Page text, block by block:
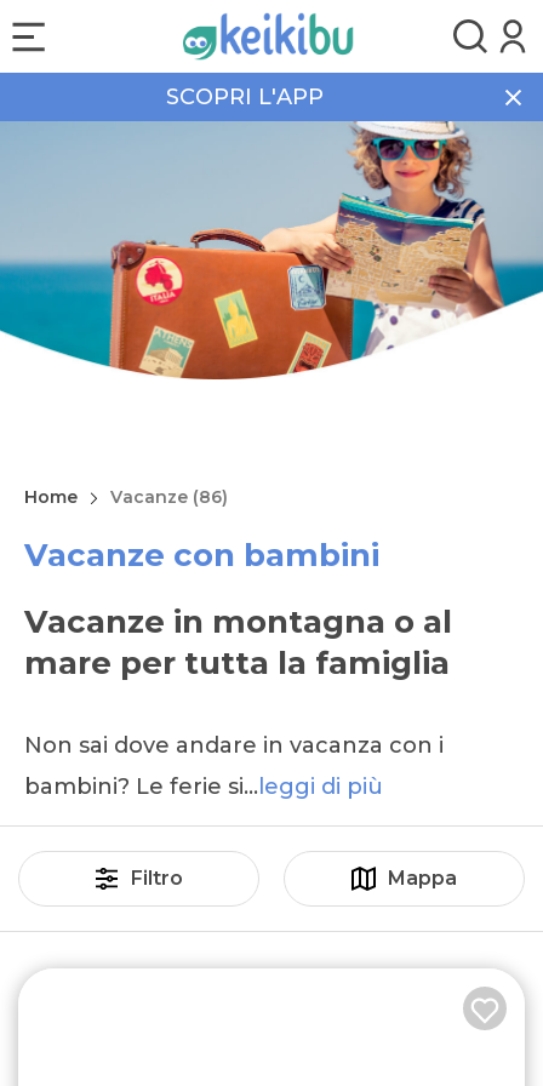
SCOPRI L'APP
Home Vacanze (86)
Vacanze con bambini
Vacanze in montagna o al
mare per tutta la famiglia
Non sai dove andare in vacanza con i
bambini? Le ferie si… leggi di più
Filtro Mappa